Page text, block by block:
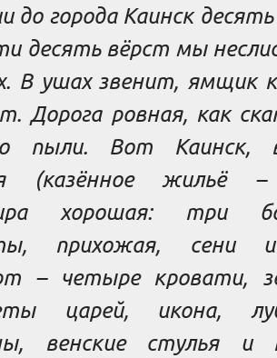
до города Каинск
десять вёрст мы
В ушах звенит, ямщик
Дорога ровная, как
пыли. Вот Каинск,
(казённое жильё
хорошая: три
прихожая, сени
– четыре кровати,
царей, икона,
венские стулья и